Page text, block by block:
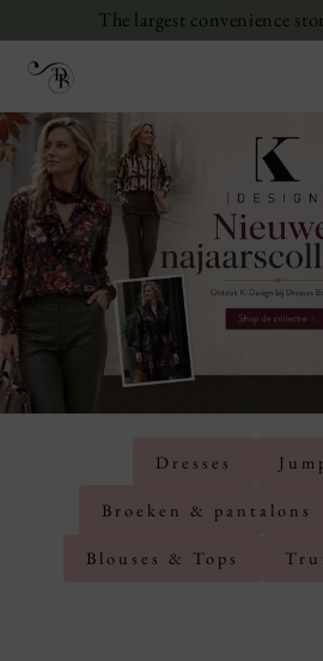
The largest convenience
Dresses
Broeken & pantalons
Blouses & Tops